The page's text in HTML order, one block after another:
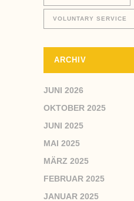
VOLUNTARY SERVICE
ARCHIV
JUNI 2026
OKTOBER 2025
JUNI 2025
MAI 2025
MÄRZ 2025
FEBRUAR 2025
JANUAR 2025